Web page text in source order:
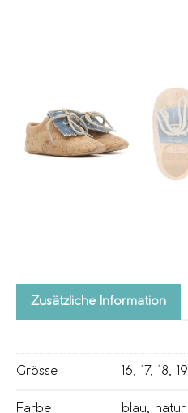
Zusätzliche Information
Grösse 16 17, 18 19
Farbe blau natur